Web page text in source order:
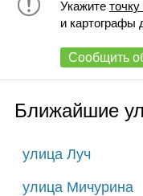
Укажите точку
и картографы
Сообщить
Ближайшие
улица Луч
улица Мичурина